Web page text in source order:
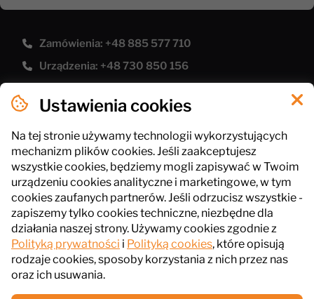
Ustawienia cookies
Na tej stronie używamy technologii wykorzystujących
mechanizm plików cookies. Jeśli zaakceptujesz
wszystkie cookies, będziemy mogli zapisywać w Twoim
urządzeniu cookies analityczne i marketingowe, w tym
cookies zaufanych partnerów. Jeśli odrzucisz wszystkie -
zapiszemy tylko cookies techniczne, niezbędne dla
działania naszej strony. Używamy cookies zgodnie z
Polityką prywatności i Polityką cookies, które opisują
rodzaje cookies, sposoby korzystania z nich przez nas
oraz ich usuwania.
Zamówienia: +48 885 577 710
Urządzenia: +48 730 850 156
Polityka prywatności
Pliki cookies
Regulamin sklepu
InPlus Gastro
ul. Słowackiego 41, 43-211 Piasek
NIP: 6461016485